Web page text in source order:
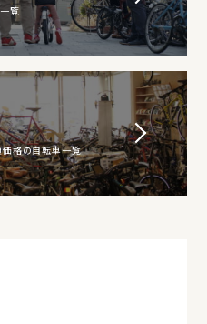
覧
価格の自転車一覧